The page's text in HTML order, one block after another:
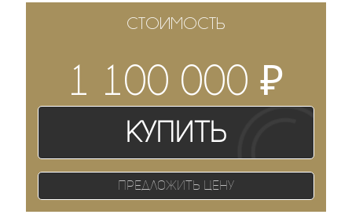
СТОИМОСТЬ
1 100 000₽
Купить
Предложить цену